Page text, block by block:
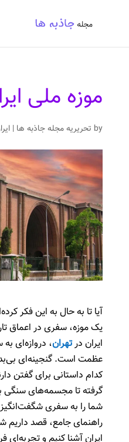
موزه ملی
by تحریریه مجله جاذبه ها |
آیا تا به حال به این فکر
یک موزه، سفری در اعماق
ایران درتهران، دروازه‌ای
عظمت است. گنجینه‌ای
کدام داستانی برای گفتن
گرفته تا مجسمه‌های سنگی
شما را به سفری
راهنمای جامع، قصد داریم
ایران آشنا کنیم و تجربه‌ای